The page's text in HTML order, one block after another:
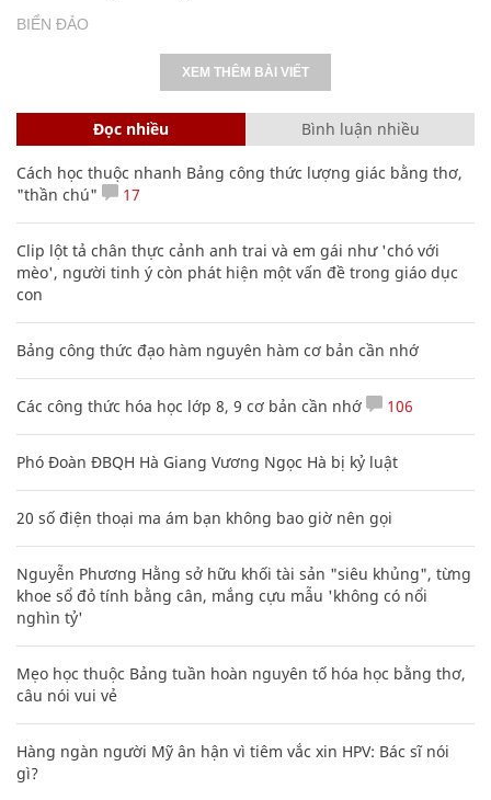
BIỂN ĐẢO
XEM THÊM BÀI VIẾT
Đọc nhiều Bình luận nhiều
Cách học thuộc nhanh Bảng công thức lượng giác bằng thơ,
"thần chú"
17
Clip lột tả chân thực cảnh anh trai và em gái như 'chó với
mèo', người tinh ý còn phát hiện một vấn đề trong giáo dục
con
Bảng công thức đạo hàm nguyên hàm cơ bản cần nhớ
Các công thức hóa học lớp 8, 9 cơ bản cần nhớ 106
Phó Đoàn ĐBQH Hà Giang Vương Ngọc Hà bị kỷ luật
20 số điện thoại ma ám bạn không bao giờ nên gọi
Nguyễn Phương Hằng sở hữu khối tài sản "siêu khủng", từng
khoe sổ đỏ tính bằng cân, mắng cựu mẫu 'không có nổi
nghìn tỷ'
Mẹo học thuộc Bảng tuần hoàn nguyên tố hóa học bằng thơ,
câu nói vui vẻ
Hàng ngàn người Mỹ ân hận vì tiêm vắc xin HPV: Bác sĩ nói
gì?